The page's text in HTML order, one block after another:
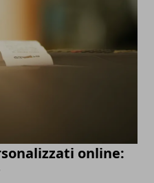
online: